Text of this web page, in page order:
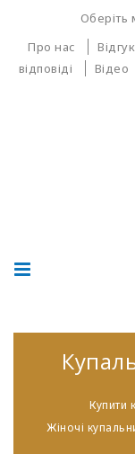
Оберіть
Про нас
відповіді
Відео
Купити
Жіночі